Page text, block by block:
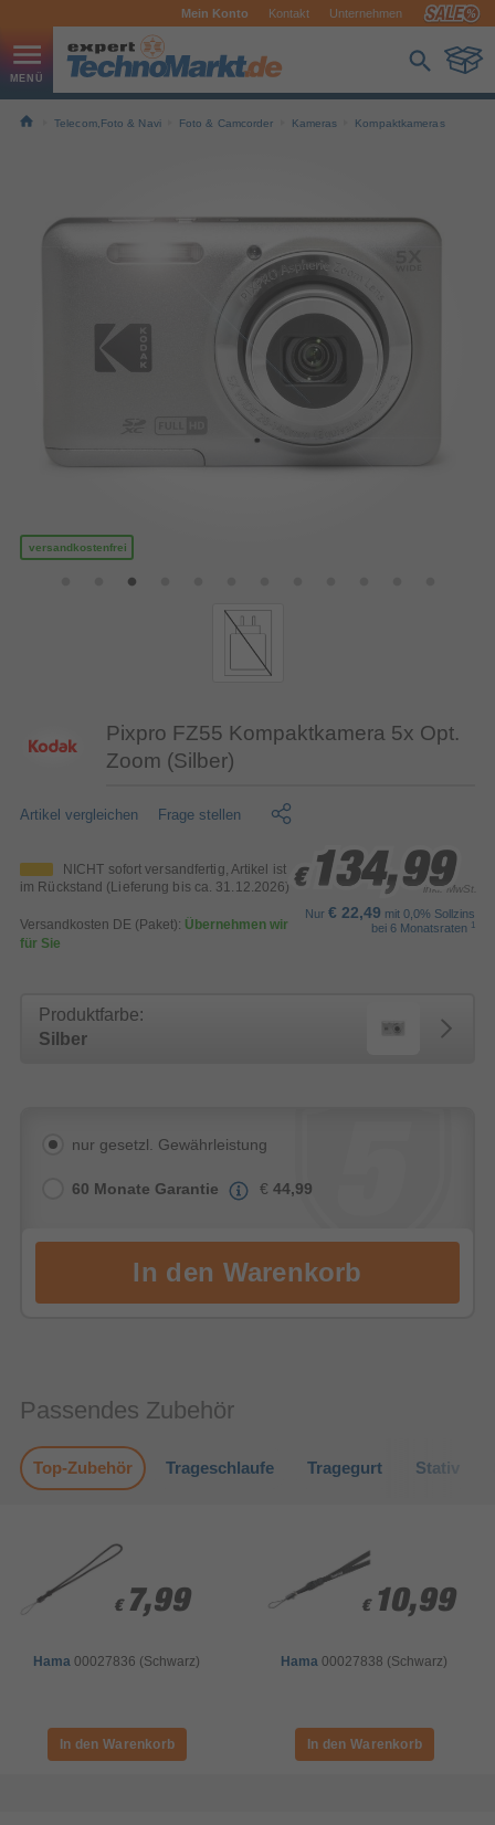
Mein Konto Kontakt Unternehmen
Telecom,Foto & Navi Foto & Camcorder Kameras Kompaktkameras
versandkostenfrei
Pixpro FZ55 Kompaktkamera 5x Opt.
Zoom (Silber)
Artikel vergleichen Frage stellen
NICHT sofort versandfertig, Artikel ist
im Rückstand (Lieferung bis ca. 31.12.2026)
Versandkosten DE (Paket): Übernehmen wir
für Sie
€ 134,99
€ 134,99
€ 134,99
inkl. MwSt.
Nur € 22,49 mit 0,0% Sollzins
bei 6 Monatsraten 1
Produktfarbe:
Silber
nur gesetzl. Gewährleistung
60 Monate Garantie € 44,99
Passendes Zubehör
Top-Zubehör Trageschlaufe Tragegurt Stativ
€ 7,99
€ 7,99
Hama00027836 (Schwarz)
€ 10,99
€ 10,99
Hama00027838 (Schwarz)